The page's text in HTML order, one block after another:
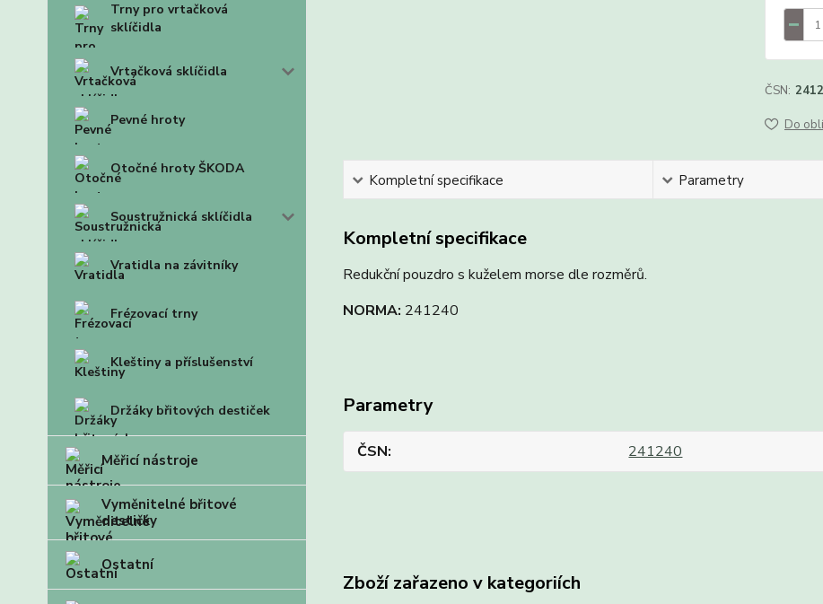
Trny pro vrtačková
sklíčidla
Vrtačková sklíčidla
Pevné hroty
Otočné hroty ŠKODA
Soustružnická sklíčidla
Vratidla na závitníky
Frézovací trny
Kleštiny a příslušenství
Držáky břitových destiček
Měřicí nástroje
Vyměnitelné břitové
destičky
Ostatní
ČSN:
Do
Kompletní specifikace Parametry
Kompletní specifikace
Redukční pouzdro s kuželem morse dle rozměrů.
NORMA: 241240
Parametry
ČSN 241240
Zboží zařazeno v kategoriích